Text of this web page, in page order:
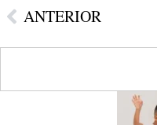
ANTERIOR